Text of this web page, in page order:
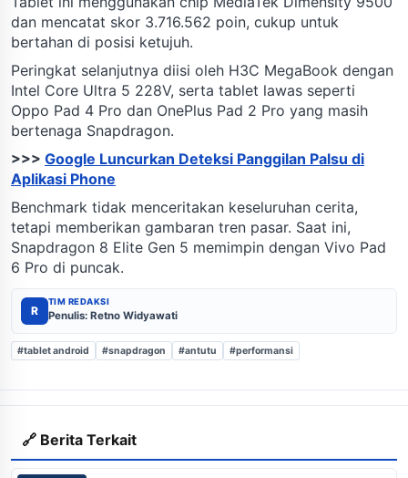
dan mencatat skor 3.716.562 poin, cukup untuk
bertahan di posisi ketujuh.
Peringkat selanjutnya diisi oleh H3C MegaBook dengan
Intel Core Ultra 5 228V, serta tablet lawas seperti
Oppo Pad 4 Pro dan OnePlus Pad 2 Pro yang masih
bertenaga Snapdragon.
>>> Google Luncurkan Deteksi Panggilan Palsu di
Aplikasi Phone
Benchmark tidak menceritakan keseluruhan cerita,
tetapi memberikan gambaran tren pasar. Saat ini,
Snapdragon 8 Elite Gen 5 memimpin dengan Vivo Pad
6 Pro di puncak.
R
TIM REDAKSI
Penulis: Retno Widyawati
#tablet android #snapdragon #antutu #performansi
🔗 Berita Terkait